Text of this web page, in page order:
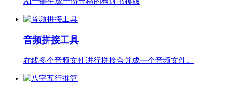
音频拼接工具
在线多个音频文件进行拼接合并成一个音频文件。